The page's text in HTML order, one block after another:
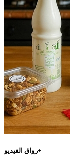
رواق الفيديو+